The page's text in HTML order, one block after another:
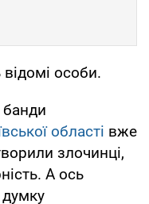
особи.
банди
області вже
злочинці,
А ось
думку